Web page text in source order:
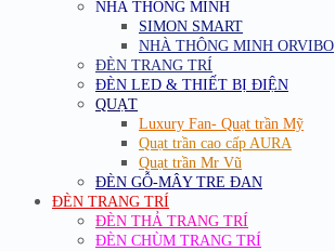
NHÀ THÔNG MINH
SIMON SMART
NHÀ THÔNG MINH ORVIBO
ĐÈN TRANG TRÍ
ĐÈN LED & THIẾT BỊ ĐIỆN
QUẠT
Luxury Fan- Quạt trần Mỹ
Quạt trần cao cấp AURA
Quạt trần Mr Vũ
ĐÈN GỖ-MÂY TRE ĐAN
ĐÈN TRANG TRÍ
ĐÈN THẢ TRANG TRÍ
ĐÈN CHÙM TRANG TRÍ